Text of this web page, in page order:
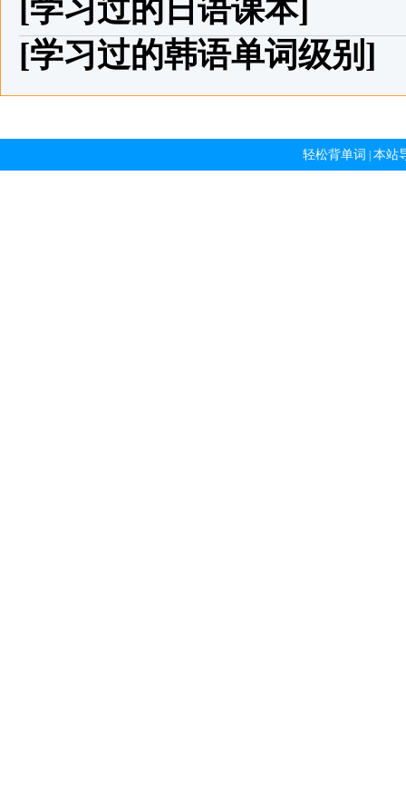
[学习过的日语课本]
[学习过的韩语单词级别]
轻松背单词 本站